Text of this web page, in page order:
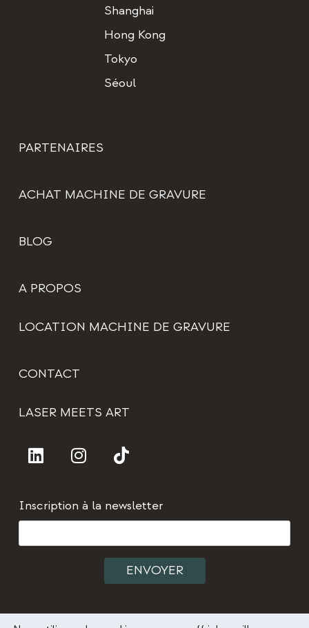
Shanghai
Hong Kong
Tokyo
Séoul
PARTENAIRES
ACHAT MACHINE DE GRAVURE
BLOG
A PROPOS
LOCATION MACHINE DE GRAVURE
CONTACT
LASER MEETS ART
Inscription à la newsletter